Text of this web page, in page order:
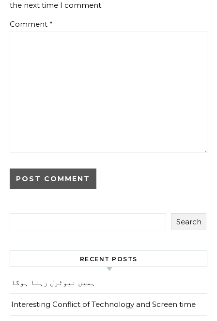
the next time I comment.
Comment *
Search
RECENT POSTS
ہمیں نیوٹرل رہنا ہوگا
Interesting Conflict of Technology and Screen time